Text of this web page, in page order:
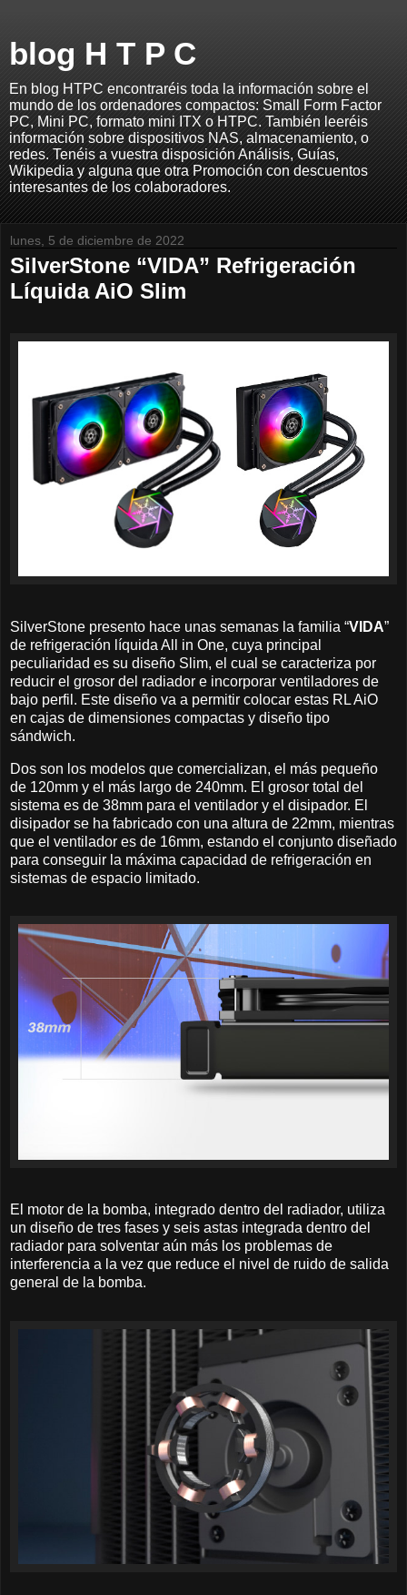
blog H T P C
En blog HTPC encontraréis toda la información sobre el
mundo de los ordenadores compactos: Small Form Factor
PC, Mini PC, formato mini ITX o HTPC. También leeréis
información sobre dispositivos NAS, almacenamiento, o
redes. Tenéis a vuestra disposición Análisis, Guías,
Wikipedia y alguna que otra Promoción con descuentos
interesantes de los colaboradores.
lunes, 5 de diciembre de 2022
SilverStone “VIDA” Refrigeración
Líquida AiO Slim
SilverStone presento hace unas semanas la familia “VIDA”
de refrigeración líquida All in One, cuya principal
peculiaridad es su diseño Slim, el cual se caracteriza por
reducir el grosor del radiador e incorporar ventiladores de
bajo perfil. Este diseño va a permitir colocar estas RL AiO
en cajas de dimensiones compactas y diseño tipo
sándwich.
Dos son los modelos que comercializan, el más pequeño
de 120mm y el más largo de 240mm. El grosor total del
sistema es de 38mm para el ventilador y el disipador. El
disipador se ha fabricado con una altura de 22mm, mientras
que el ventilador es de 16mm, estando el conjunto diseñado
para conseguir la máxima capacidad de refrigeración en
sistemas de espacio limitado.
El motor de la bomba, integrado dentro del radiador, utiliza
un diseño de tres fases y seis astas integrada dentro del
radiador para solventar aún más los problemas de
interferencia a la vez que reduce el nivel de ruido de salida
general de la bomba.